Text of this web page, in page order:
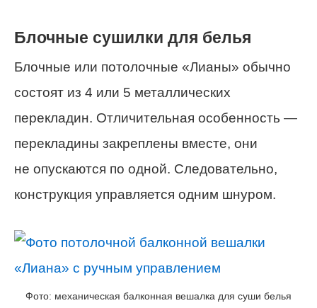
Блочные сушилки для белья
Блочные или потолочные «Лианы» обычно
состоят из 4 или 5 металлических
перекладин. Отличительная особенность —
перекладины закреплены вместе, они
не опускаются по одной. Следовательно,
конструкция управляется одним шнуром.
Фото: механическая балконная вешалка для суши белья